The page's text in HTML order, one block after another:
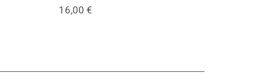
16,00 €